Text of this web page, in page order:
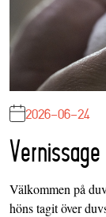
2026-06-24
Välkommen på
höns tagit över